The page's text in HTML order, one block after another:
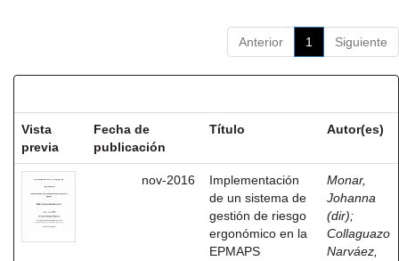
Anterior 1 Siguiente
Vista
previa
Fecha de
publicación
Título Autor(es)
nov-2016
Implementación
de un sistema de
gestión de riesgo
ergonómico en la
EPMAPS
Monar,
Johanna
(dir);
Collaguazo
Narváez,